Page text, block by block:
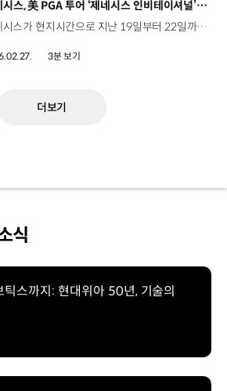
상]
제네시스, 美 PGA 투어 ‘제네시스 인비테이셔널’ 성료
제네시스가 현지시간으로 지난 19일부터 22일까지 미국 캘리포니아주 리비에라 컨트리클럽에서 진행된 ‘2026 제네시스 인비테이셔널’을 성공적으로 마무리했습니다. 올해 창설 100주년을 맞은 ‘제네시스 인비테이셔널’은 2024년 이후 3회 연속 PGA 투어 최고 권위의 ‘시그니처 대회’로 펼쳐졌는데요. PGA 투어 톱10을 비롯한 세계 정상급 선수들이 대거 출전해 경쟁한 결과 제이콥 브리지먼이 최종 합계 18언더파 266타로 우승하면서 상금 400만 달러와 부상으로 ‘GV80 쿠페 블랙’을 차지했습니다. 올해로 10년째 타이틀 스폰서를 맡은 제네시스는 이번 대회 개막을 앞둔 지난 17일에는 PGA 투어, 타이거 우즈 재단과 함께 ‘제네시스 인비테이셔널’ 후원 계약 연장 조인식을 개최했는데요. 이번 재계약을 통해 제네시스는 ‘제네시스 인비테이셔널’ 타이틀 스폰서십을 2030년까지 이어가게 됐습니다. 한편, 제네시스는 이번 대회 기간 동안 GV60 마그마, 엑스 그란 이퀘이터 콘셉트 등 총 18대의 차량을 대회장 주요 거점에 전시해 우수한 상품성을 알렸는데요. 이와 함께 ‘제네시스 14번 홀 라운지’를 조성하고 제네시스 골프 컬렉션 판매, 골프 스윙 시뮬레이터 체험, 보스턴다이나믹스 ‘스팟’ 전시 등을 통해 관람객들의 높은 관심을 끌었습니다. 또한, 지난해에 이어 2년 연속 캘리포니아 지역의 산불 피해 복구를 지원하기 위한 ‘캘리포니아 라이즈’ 캠페인을 진행했는데요. ‘버디 포 굿’ 이벤트를 통해 모금한 구호 기금 등을 포함해 총 100만 달러를 현지 자선 단체에 전달할 예정입니다. 제네시스는 앞으로도 브랜드 인지도 제고를 위한 글로벌 골프 스폰서십을 꾸준히 이어나갈 계획입니다.
3분 보기
더보기
식
스까지: 현대위아 50년, 기술의